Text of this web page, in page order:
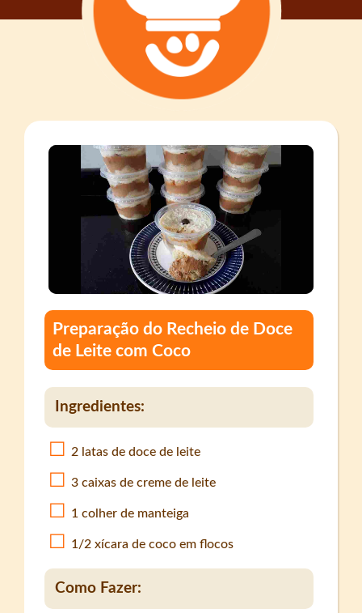
Preparação do Recheio de Doce
de Leite com Coco
Ingredientes:
2 latas de doce de leite
3 caixas de creme de leite
1 colher de manteiga
1/2 xícara de coco em flocos
Como Fazer: